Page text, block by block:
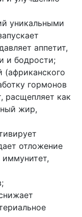
уникальными
аппетит,
и бодрости;
(африканского
гормонов
расщепляет как
жир,
отложение